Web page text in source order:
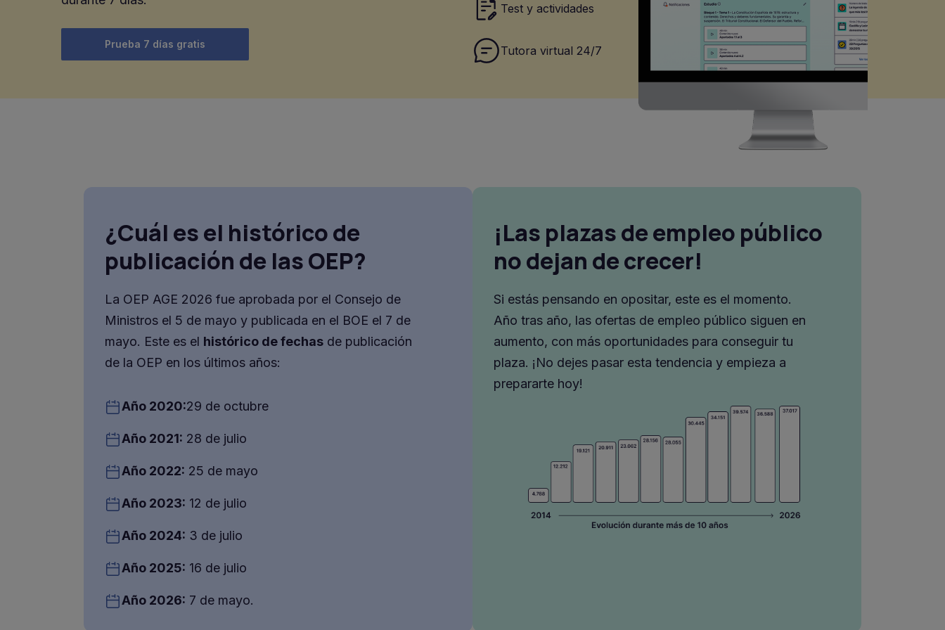
Prueba 7 días gratis
Test y actividades
Tutora virtual 24/7
¿Cuál es el histórico de
publicación de las OEP?
La OEP AGE 2026 fue aprobada por el Consejo de
Ministros el 5 de mayo y publicada en el BOE el 7 de
mayo. Este es el histórico de fechas de publicación
de la OEP en los últimos años:
Año 2020:29 de octubre
Año 2021: 28 de julio
Año 2022: 25 de mayo
Año 2023: 12 de julio
Año 2024: 3 de julio
Año 2025: 16 de julio
Año 2026: 7 de mayo.
¡Las plazas de empleo público
no dejan de crecer!
Si estás pensando en opositar, este es el momento.
Año tras año, las ofertas de empleo público siguen en
aumento, con más oportunidades para conseguir tu
plaza. ¡No dejes pasar esta tendencia y empieza a
prepararte hoy!